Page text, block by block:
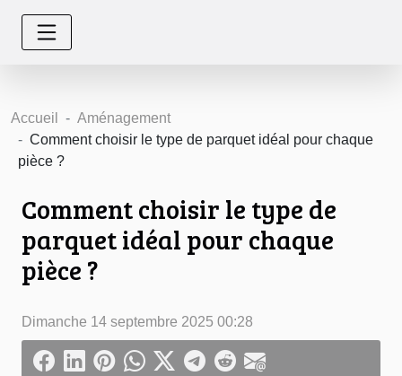
Accueil
Aménagement
Comment choisir le type de parquet idéal pour chaque
pièce ?
Comment choisir le type de
parquet idéal pour chaque
pièce ?
Dimanche 14 septembre 2025 00:28